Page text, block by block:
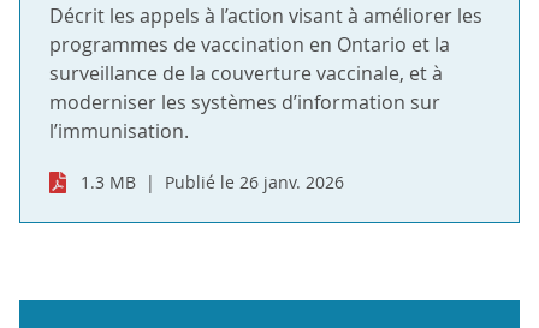
Décrit les appels à l’action visant à améliorer les
programmes de vaccination en Ontario et la
surveillance de la couverture vaccinale, et à
moderniser les systèmes d’information sur
l’immunisation.
1.3 MB Publié le 26 janv. 2026